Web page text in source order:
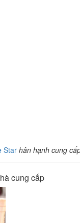
Starhân hạnh cung
cung cấp